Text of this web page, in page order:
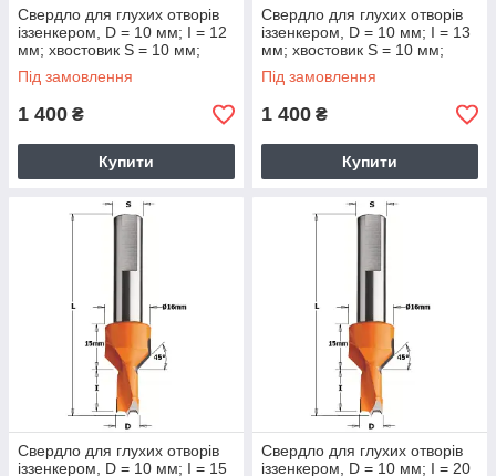
Свердло для глухих отворів
іззенкером, D = 10 мм; I = 12
мм; хвостовик S = 10 мм;
Під замовлення
1 400 ₴
Купити
Свердло для глухих отворів
іззенкером, D = 10 мм; I = 13
мм; хвостовик S = 10 мм;
Під замовлення
1 400 ₴
Купити
Свердло для глухих отворів
іззенкером, D = 10 мм; I = 15
Свердло для глухих отворів
іззенкером, D = 10 мм; I = 20